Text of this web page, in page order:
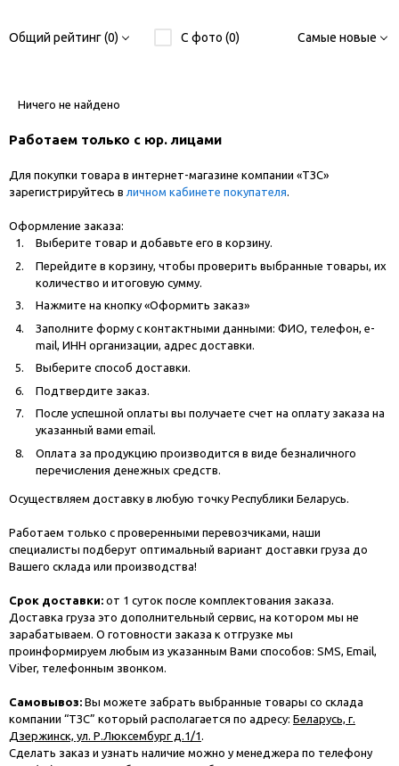
Общий рейтинг (0) С фото (0) Самые новые
Ничего не найдено
Работаем только с юр. лицами
Для покупки товара в интернет-магазине компании «ТЗС»
зарегистрируйтесь в личном кабинете покупателя.
Оформление заказа:
Выберите товар и добавьте его в корзину.
Перейдите в корзину, чтобы проверить выбранные товары, их
количество и итоговую сумму.
Нажмите на кнопку «Оформить заказ»
Заполните форму с контактными данными: ФИО, телефон, e-
mail, ИНН организации, адрес доставки.
Выберите способ доставки.
Подтвердите заказ.
После успешной оплаты вы получаете счет на оплату заказа на
указанный вами email.
Оплата за продукцию производится в виде безналичного
перечисления денежных средств.
Осуществляем доставку в любую точку Республики Беларусь.
Работаем только с проверенными перевозчиками, наши
специалисты подберут оптимальный вариант доставки груза до
Вашего склада или производства!
Срок доставки: от 1 суток после комплектования заказа.
Доставка груза это дополнительный сервис, на котором мы не
зарабатываем. О готовности заказа к отгрузке мы
проинформируем любым из указанным Вами способов: SMS, Email,
Viber, телефонным звонком.
Самовывоз: Вы можете забрать выбранные товары со склада
компании “ТЗС” который располагается по адресу: Беларусь, г.
Дзержинск, ул. Р.Люксембург д.1/1 .
Сделать заказ и узнать наличие можно у менеджера по телефону